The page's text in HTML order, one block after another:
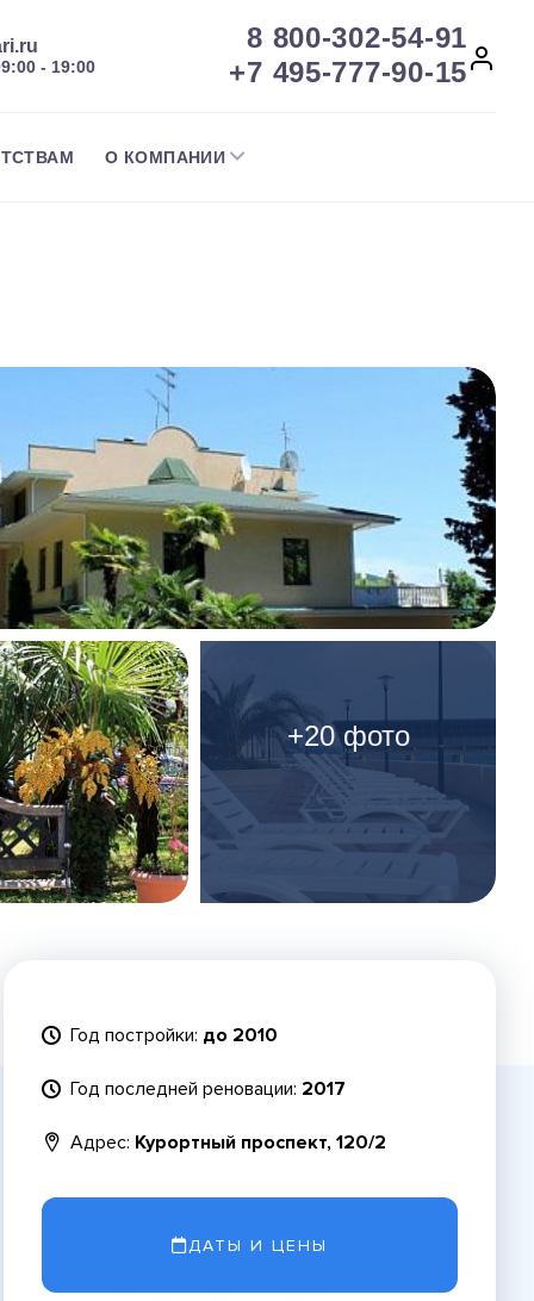
- 19:00
8 800-302-54-91
+7 495-777-90-15
О КОМПАНИИ
+20 фото
Год постройки: до 2010
Год последней реновации: 2017
Адрес: Курортный проспект, 120/2
ДАТЫ И ЦЕНЫ